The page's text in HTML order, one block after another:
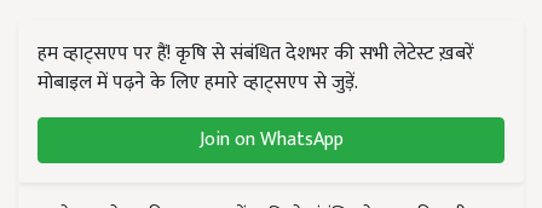
हम व्हाट्सएप पर हैं! कृषि से संबंधित देशभर की सभी लेटेस्ट ख़बरें
मोबाइल में पढ़ने के लिए हमारे व्हाट्सएप से जुड़ें.
Join on WhatsApp